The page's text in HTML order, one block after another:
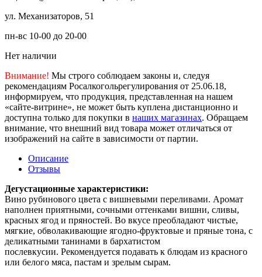
ул. Механизаторов, 51
пн-вс 10-00 до 20-00
Нет наличии
Внимание! Мы строго соблюдаем законы и, следуя
рекомендациям Росалкогольрегулирования от 25.06.18,
информируем, что продукция, представленная на нашем
«сайте-витрине», не может быть куплена дистанционно и
доступна только для покупки в наших магазинах. Обращаем
внимание, что внешний вид товара может отличаться от
изображений на сайте в зависимости от партии.
Описание
Отзывы
Дегустационные характеристики:
Вино рубинового цвета с вишневыми переливами. Аромат
наполнен приятными, сочными оттенками вишни, сливы,
красных ягод и пряностей. Во вкусе преобладают чистые,
мягкие, обволакивающие ягодно-фруктовые и пряные тона, с
деликатными танинами в бархатистом
послевкусии. Рекомендуется подавать к блюдам из красного
или белого мяса, пастам и зрелым сырам.